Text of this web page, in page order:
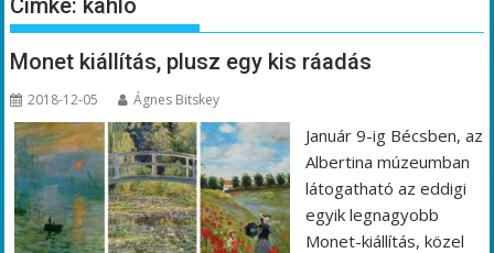
Címke: kahlo
Monet kiállítás, plusz egy kis ráadás
2018-12-05 Ágnes Bitskey
Január 9-ig Bécsben, az
Albertina múzeumban
látogatható az eddigi
egyik legnagyobb
Monet-kiállítás, közel